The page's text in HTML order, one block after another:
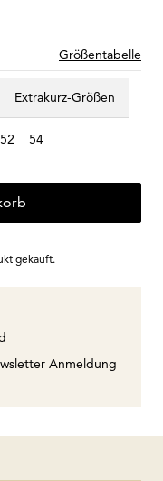
Größentabelle
Extrakurz-Größen
52
54
gekauft.
Anmeldung